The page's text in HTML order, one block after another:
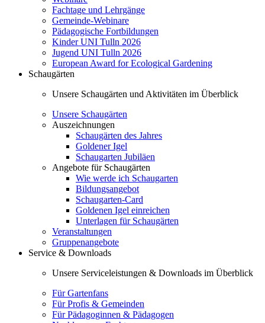
Fachtage und Lehrgänge
Gemeinde-Webinare
Pädagogische Fortbildungen
Kinder UNI Tulln 2026
Jugend UNI Tulln 2026
European Award for Ecological Gardening
Schaugärten
Unsere Schaugärten und Aktivitäten im Überblick
Unsere Schaugärten
Auszeichnungen
Schaugärten des Jahres
Goldener Igel
Schaugarten Jubiläen
Angebote für Schaugärten
Wie werde ich Schaugarten
Bildungsangebot
Schaugarten-Card
Goldenen Igel einreichen
Unterlagen für Schaugärten
Veranstaltungen
Gruppenangebote
Service & Downloads
Unsere Serviceleistungen & Downloads im Überblick
Für Gartenfans
Für Profis & Gemeinden
Für Pädagoginnen & Pädagogen